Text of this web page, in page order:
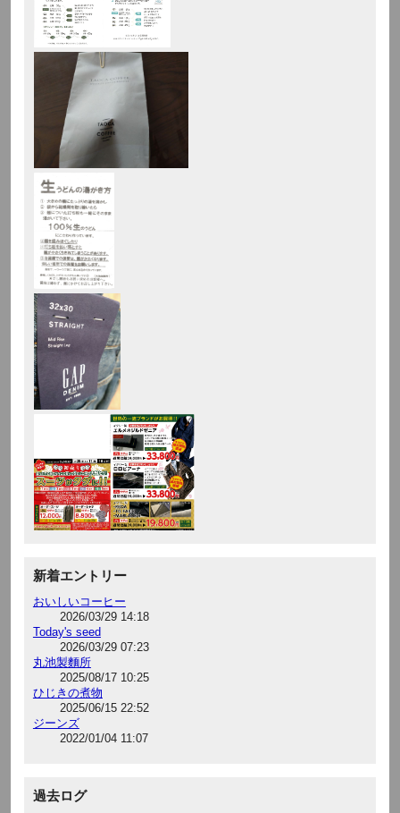
新着エントリー
おいしいコーヒー
2026/03/29 14:18
Today's seed
2026/03/29 07:23
丸池製麵所
2025/08/17 10:25
ひじきの煮物
2025/06/15 22:52
ジーンズ
2022/01/04 11:07
過去ログ